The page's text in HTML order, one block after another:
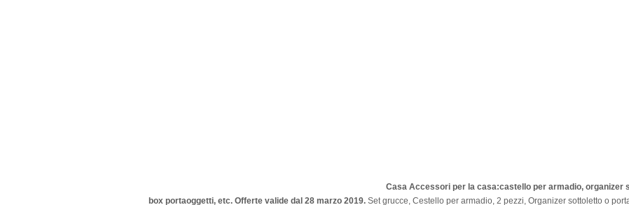
Casa Accessori per la casa:castello per armadio, organizer
box portaoggetti, etc. Offerte valide dal 28 marzo 2019. Set grucce, Cestello per armadio, 2 pezzi, Organizer sottoletto o